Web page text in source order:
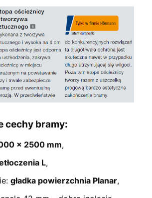
cechy bramy:
× 2500 mm,
L,
gładka powierzchnia Planar,